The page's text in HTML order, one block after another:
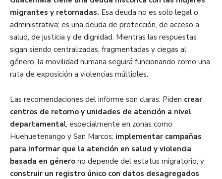
migrantes y retornadas. Esa deuda no es solo legal o
administrativa; es una deuda de protección, de acceso a
salud, de justicia y de dignidad. Mientras las respuestas
sigan siendo centralizadas, fragmentadas y ciegas al
género, la movilidad humana seguirá funcionando como una
ruta de exposición a violencias múltiples.
Las recomendaciones del informe son claras. Piden crear
centros de retorno y unidades de atención a nivel
departamental, especialmente en zonas como
Huehuetenango y San Marcos; implementar campañas
para informar que la atención en salud y violencia
basada en género no depende del estatus migratorio; y
construir un registro único con datos desagregados